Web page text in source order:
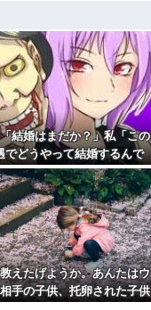
持ち帰りはなしでしょ
めろおおおおおおおおお
タｗｗｗｗｗｗｗｗｗ
語りする事になってた
ペアで仕事してて遅くま
出張は一人で行く」って
たらいきなりキレられ
んなもの”があったんだけ
結婚はまだか？」私「この
でどうやって結婚するんで
→飲み会で本音を返したら
場が静まり返って…
えたげようか。あんたはウ
手の子供、托卵された子供